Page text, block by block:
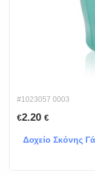
#1023057 0003
€2.20 €
Δοχείο Σκόνης